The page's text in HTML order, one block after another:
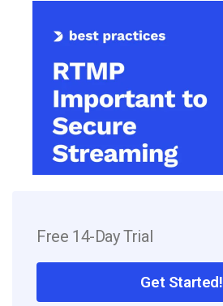
Free 14-Day Trial
Get Started!